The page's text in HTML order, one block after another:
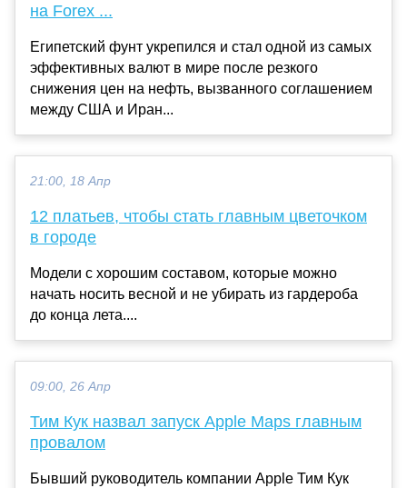
на Forex ...
Египетский фунт укрепился и стал одной из самых
эффективных валют в мире после резкого
снижения цен на нефть, вызванного соглашением
между США и Иран...
21:00, 18 Апр
12 платьев, чтобы стать главным цветочком
в городе
Модели с хорошим составом, которые можно
начать носить весной и не убирать из гардероба
до конца лета....
09:00, 26 Апр
Тим Кук назвал запуск Apple Maps главным
провалом
Бывший руководитель компании Apple Тим Кук